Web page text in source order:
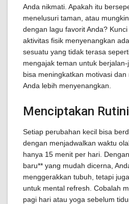
Anda nikmati. Apakah itu
menelusuri taman, atau
dengan lagu favorit Anda?
aktivitas fisik menyenangkan
sesuatu yang tidak terasa
mengajak teman untuk
bisa meningkatkan motivasi
Anda lebih menyenangkan.
Menciptakan
Setiap perubahan kecil bisa
dengan menjadwalkan waktu
hanya 15 menit per hari.
baru** yang mudah dicerna,
menggerakkan tubuh, tetapi
untuk mental refresh. Cobalah
pagi hari atau yoga sebelum